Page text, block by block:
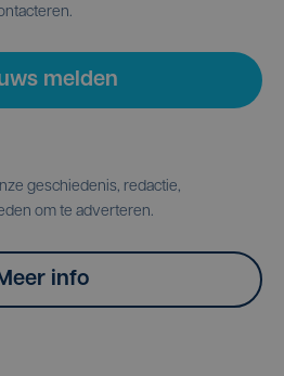
melden
geschiedenis, redactie,
om te adverteren.
info